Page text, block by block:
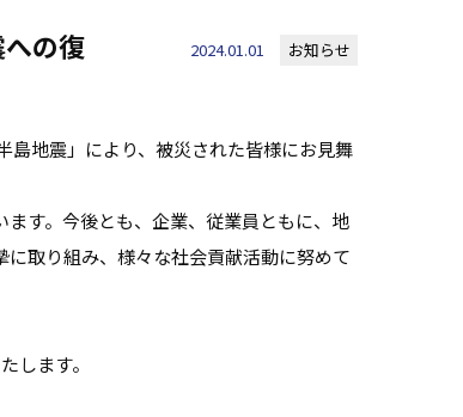
の復
2024.01.01 お知らせ
島地震」により、被災された皆様にお見舞
す。今後とも、企業、従業員ともに、地
取り組み、様々な社会貢献活動に努めて
します。